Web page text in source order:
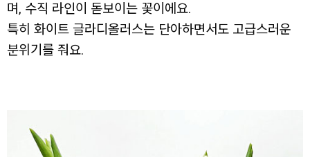
며, 수직 라인이 돋보이는 꽃이에요.
특히 화이트 글라디올러스는 단아하면서도 고급스러운
분위기를 줘요.